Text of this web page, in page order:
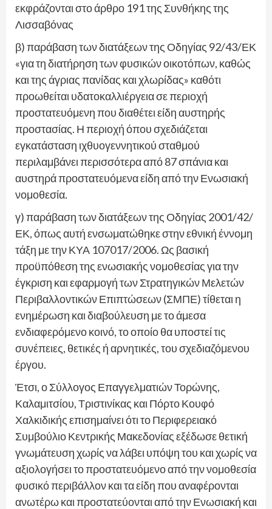
εκφράζονται στο άρθρο 191 της Συνθήκης της
Λισσαβόνας
β) παράβαση των διατάξεων της Οδηγίας 92/43/ΕΚ
«για τη διατήρηση των φυσικών οικοτόπων, καθώς
και της άγριας πανίδας και χλωρίδας» καθότι
προωθείται υδατοκαλλιέργεια σε περιοχή
προστατευόμενη που διαθέτει είδη αυστηρής
προστασίας. Η περιοχή όπου σχεδιάζεται
εγκατάσταση ιχθυογεννητικού σταθμού
περιλαμβάνει περισσότερα από 87 σπάνια και
αυστηρά προστατευόμενα είδη από την Ενωσιακή
νομοθεσία.
γ) παράβαση των διατάξεων της Οδηγίας 2001/42/
ΕΚ, όπως αυτή ενσωματώθηκε στην εθνική έννομη
τάξη με την ΚΥΑ 107017/2006. Ως βασική
προϋπόθεση της ενωσιακής νομοθεσίας για την
έγκριση και εφαρμογή των Στρατηγικών Μελετών
Περιβαλλοντικών Επιπτώσεων (ΣΜΠΕ) τίθεται η
ενημέρωση και διαβούλευση με το άμεσα
ενδιαφερόμενο κοινό, το οποίο θα υποστεί τις
συνέπειες, θετικές ή αρνητικές, του σχεδιαζόμενου
έργου.
Έτσι, ο Σύλλογος Επαγγελματιών Τορώνης,
Καλαμιτσίου, Τριστινίκας και Πόρτο Κουφό
Χαλκιδικής επισημαίνει ότι το Περιφερειακό
Συμβούλιο Κεντρικής Μακεδονίας εξέδωσε θετική
γνωμάτευση χωρίς να λάβει υπόψη του και χωρίς να
αξιολογήσει το προστατευόμενο από την νομοθεσία
φυσικό περιβάλλον και τα είδη που αναφέρονται
ανωτέρω και προστατεύονται από την Ενωσιακή και